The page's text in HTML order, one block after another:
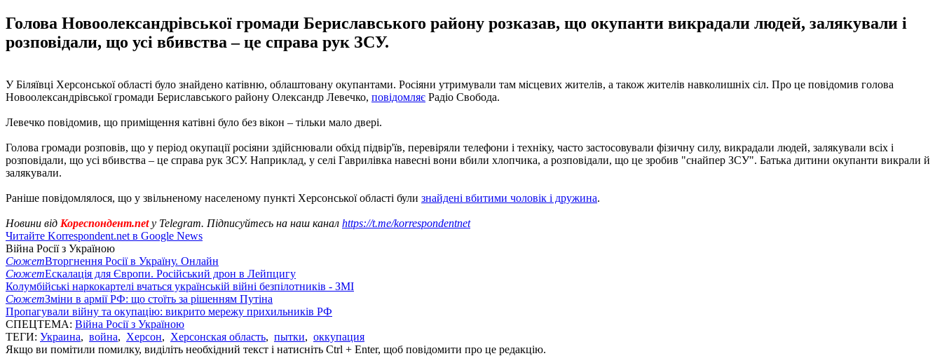
Голова Новоолександрівської громади Бериславського району розказав, що окупанти викрадали людей, залякували і
розповідали, що усі вбивства – це справа рук ЗСУ.
У Біляївці Херсонської області було знайдено катівню, облаштовану окупантами. Росіяни утримували там місцевих жителів, а також жителів навколишніх сіл. Про це повідомив голова
Новоолександрівської громади Бериславського району Олександр Левечко, повідомляє Радіо Свобода.
Левечко повідомив, що приміщення катівні було без вікон – тільки мало двері.
Голова громади розповів, що у період окупації росіяни здійснювали обхід підвір'їв, перевіряли телефони і техніку, часто застосовували фізичну силу, викрадали людей, залякували всіх і
розповідали, що усі вбивства – це справа рук ЗСУ. Наприклад, у селі Гаврилівка навесні вони вбили хлопчика, а розповідали, що це зробив "снайпер ЗСУ". Батька дитини окупанти викрали й
залякували.
Раніше повідомлялося, що у звільненому населеному пункті Херсонської області були знайдені вбитими чоловік і дружина.
Новини від Кореспондент.netу Telegram. Підписуйтесь на наш канал https://t.me/korrespondentnet
Читайте Korrespondent.net в Google News
Війна Росії з Україною
СюжетВторгнення Росії в Україну. Онлайн
СюжетЕскалація для Європи. Російський дрон в Лейпцигу
Колумбійські наркокартелі вчаться українській війні безпілотників - ЗМІ
СюжетЗміни в армії РФ: що стоїть за рішенням Путіна
Пропагували війну та окупацію: викрито мережу прихильників РФ
СПЕЦТЕМА: Війна Росії з Україною
ТЕГИ: Украина, война, Херсон, Херсонская область, пытки, оккупация
Якщо ви помітили помилку, виділіть необхідний текст і натисніть Ctrl + Enter, щоб повідомити про це редакцію.